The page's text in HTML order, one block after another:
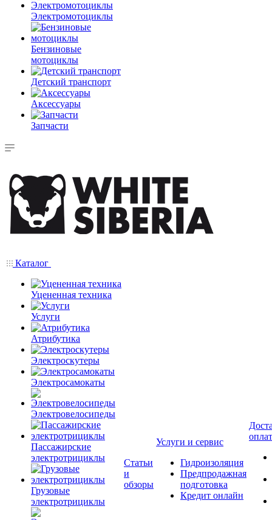
Электромотоциклы
Бензиновые
мотоциклы
Детский транспорт
Аксессуары
Запчасти
Каталог
Уцененная техника
Услуги
Атрибутика
Электроскутеры
Электросамокаты
Электровелосипеды
Пассажирские
электротрициклы
Грузовые
электротрициклы
Статьи
и
обзоры
Услуги и сервис
Гидроизоляция
Предпродажная
подготовка
Кредит онлайн